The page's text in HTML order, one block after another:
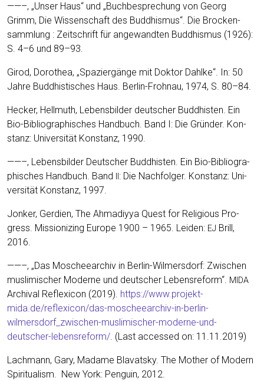
——–, „Unser Haus“ und „Buch­be­spre­chung von Georg
Grimm, Die Wis­sen­schaft des Bud­dhis­mus“. Die Bro­cken­
samm­lung : Zeit­schrift für ange­wand­ten Bud­dhis­mus (1926):
S. 4–6 und 89–93.
Girod, Doro­thea, „Spa­zier­gän­ge mit Dok­tor Dah­l­ke“. In: 50
Jah­re Bud­dhis­ti­sches Haus. Ber­lin-Froh­nau, 1974, S. 80–84.
Hecker, Hell­muth, Lebens­bil­der deut­scher Bud­dhis­ten. Ein
Bio-Biblio­gra­phi­sches Hand­buch. Band I: Die Grün­der. Kon­
stanz: Uni­ver­si­tät Kon­stanz, 1990.
——–, Lebens­bil­der Deut­scher Bud­dhis­ten. Ein Bio-Biblio­gra­
phi­sches Hand­buch. Band
: Die Nach­fol­ger. Kon­stanz: Uni­
ver­si­tät Kon­stanz, 1997.
Jon­ker, Ger­dien, The Ahma­di­y­ya Quest for Reli­gious Pro­
gress. Mis­sio­ni­zing Euro­pe 1900 – 1965. Lei­den: EJ Brill,
2016.
——–, „Das Moschee­ar­chiv in Ber­lin-Wil­mers­dorf: Zwi­schen
mus­li­mi­scher Moder­ne und deut­scher Lebens­re­form“. MIDA
Archi­val Refle­xi­con (2019). https://www.projekt-
mida.de/reflexicon/das-moscheearchiv-in-berlin-
wilmersdorf_zwischen-muslimischer-moderne-und-
deutscher-lebensreform/. (Last acces­sed on: 11.11.2019)
Lach­mann, Gary, Madame Blava­ts­ky. The Mother of Modern
Spi­ri­tua­lism. New York: Pen­gu­in, 2012.